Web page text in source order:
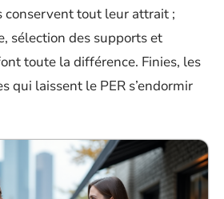
conservent tout leur attrait ;
sélection des supports et
toute la différence. Finies, les
qui laissent le PER s’endormir